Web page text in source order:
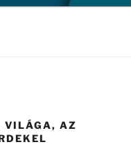
VILÁGA, AZ